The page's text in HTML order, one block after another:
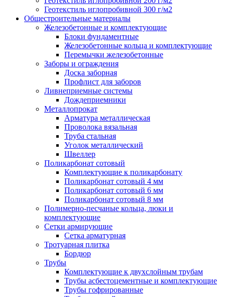
Геотекстиль иглопробивной 300 г/м2
Общестроительные материалы
Железобетонные и комплектующие
Блоки фундаментные
Железобетонные кольца и комплектующие
Перемычки железобетонные
Заборы и ограждения
Доска заборная
Профлист для заборов
Ливнеприемные системы
Дождеприемники
Металлопрокат
Арматура металлическая
Проволока вязальная
Труба стальная
Уголок металлический
Швеллер
Поликарбонат сотовый
Комплектующие к поликарбонату
Поликарбонат сотовый 4 мм
Поликарбонат сотовый 6 мм
Поликарбонат сотовый 8 мм
Полимерно-песчаные кольца, люки и
комплектующие
Сетки армирующие
Сетка арматурная
Тротуарная плитка
Бордюр
Трубы
Комплектующие к двухслойным трубам
Трубы асбестоцементные и комплектующие
Трубы гофрированные